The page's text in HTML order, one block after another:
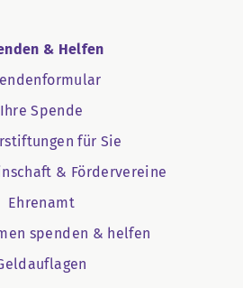
& Helfen
Ihre Spende
für Sie
& Fördervereine
Ehrenamt
spenden & helfen